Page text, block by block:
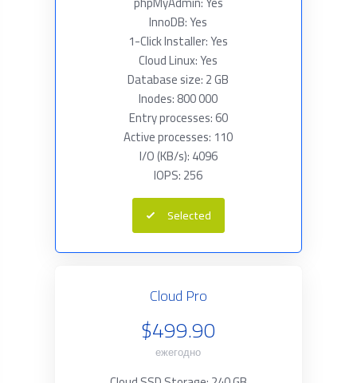
InnoDB: Yes
1-Click Installer: Yes
Cloud Linux: Yes
Database size: 2 GB
Inodes: 800 000
Entry processes: 60
Active processes: 110
I/O (KB/s): 4096
IOPS: 256
Selected
Cloud Pro
$499.90
ежегодно